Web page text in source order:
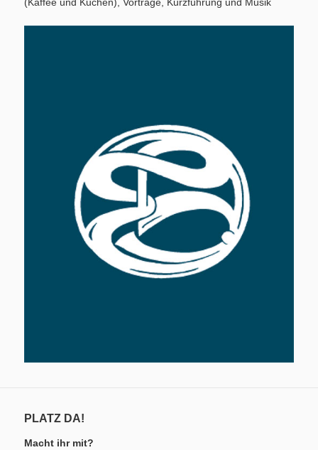
(Kaffee und Kuchen), Vorträge, Kurzführung und Musik
PLATZ DA!
Macht ihr mit?